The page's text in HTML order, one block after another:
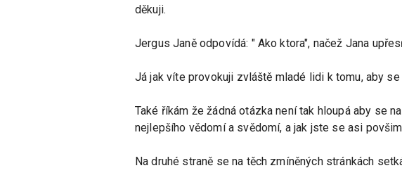
děkuji.
Jergus Janě odpovídá: " Ako ktora", načež Jana
Já jak víte provokuji zvláště mladé lidi k tomu, aby
Také říkám že žádná otázka není tak hloupá aby se
nejlepšího vědomí a svědomí, a jak jste se asi
Na druhé straně se na těch zmíněných stránkách